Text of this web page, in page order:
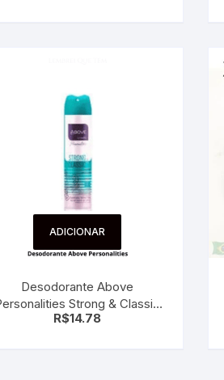
ADICIONAR
Desodorante Above
Strong & Classic
Aerosol 90g
R$14.78